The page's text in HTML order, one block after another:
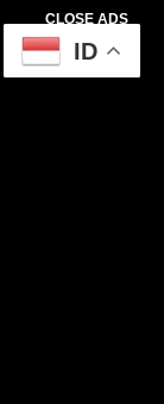
CLOSE ADS
ID